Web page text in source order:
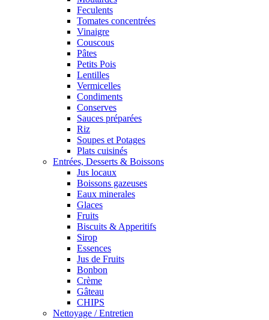
Feculents
Tomates concentrées
Vinaigre
Couscous
Pâtes
Petits Pois
Lentilles
Vermicelles
Condiments
Conserves
Sauces préparées
Riz
Soupes et Potages
Plats cuisinés
Entrées, Desserts & Boissons
Jus locaux
Boissons gazeuses
Eaux minerales
Glaces
Fruits
Biscuits & Apperitifs
Sirop
Essences
Jus de Fruits
Bonbon
Crème
Gâteau
CHIPS
Nettoyage / Entretien